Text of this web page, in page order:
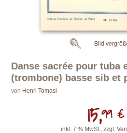
Danse sacrée pour tuba
(trombone) basse sib et
von Henri Tomasi
15,99 €
inkl. 7 % MwSt., zzgl.
Bild